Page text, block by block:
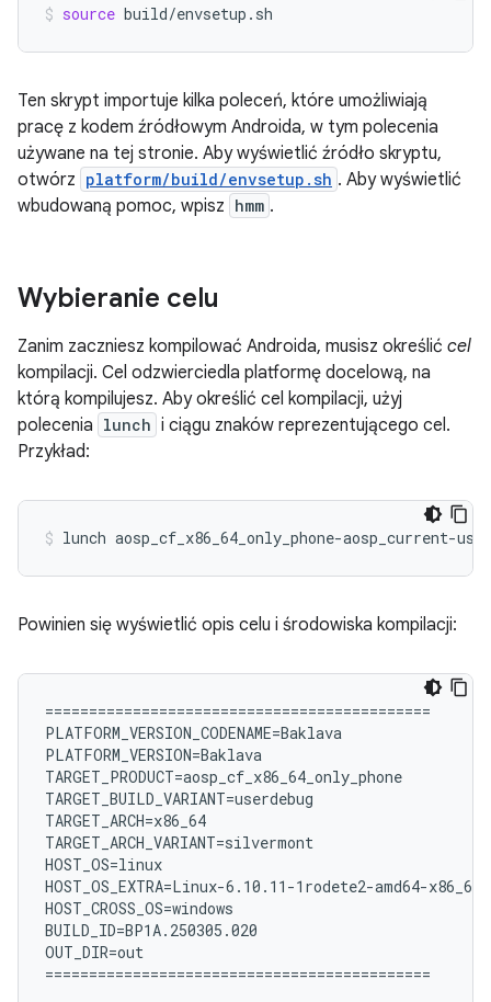
source build/envsetup.sh
Ten skrypt importuje kilka poleceń, które umożliwiają
pracę z kodem źródłowym Androida, w tym polecenia
używane na tej stronie. Aby wyświetlić źródło skryptu,
otwórz platform/build/envsetup.sh . Aby wyświetlić
wbudowaną pomoc, wpisz hmm .
Wybieranie celu
Zanim zaczniesz kompilować Androida, musisz określić cel
kompilacji. Cel odzwierciedla platformę docelową, na
którą kompilujesz. Aby określić cel kompilacji, użyj
polecenia lunch i ciągu znaków reprezentującego cel.
Przykład:
lunch aosp_cf_x86_64_only_phone-aosp_current-
Powinien się wyświetlić opis celu i środowiska kompilacji:
============================================
PLATFORM_VERSION_CODENAME=Baklava
PLATFORM_VERSION=Baklava
TARGET_PRODUCT=aosp_cf_x86_64_only_phone
TARGET_BUILD_VARIANT=userdebug
TARGET_ARCH=x86_64
TARGET_ARCH_VARIANT=silvermont
HOST_OS=linux
HOST_OS_EXTRA=Linux-6.10.11-1rodete2-amd64-
HOST_CROSS_OS=windows
BUILD_ID=BP1A.250305.020
OUT_DIR=out